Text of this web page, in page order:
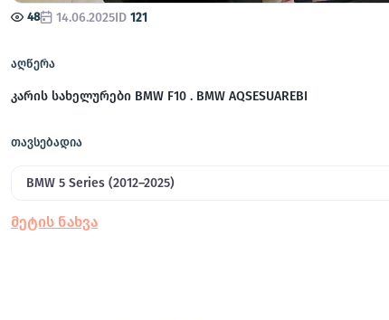
48 14.06.2025ID 121
აღწერა
კარის სახელურები BMW F10 . BMW AQSESUAREBI
თავსებადია
BMW 5 Series (2012–2025)